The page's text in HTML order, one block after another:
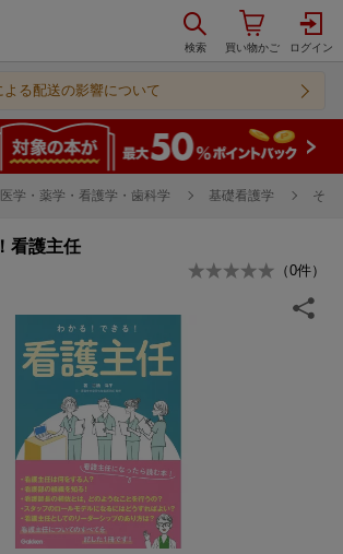
よる配送の影響について
医学・薬学・看護学・歯科学 基礎看護学 その
看護主任
（0件）